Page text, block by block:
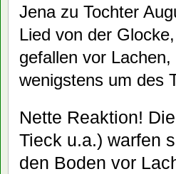
Jena zu Tochter
Lied von der
gefallen vor
wenigstens um des
Nette Reaktion!
Tieck u.a.) warfen
den Boden vor